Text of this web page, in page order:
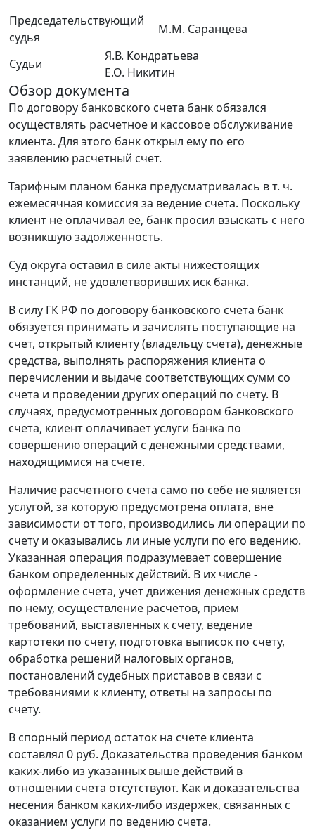
Председательствующий
судья
М.М. Саранцева
Судьи
Я.В. Кондратьева
Е.О. Никитин
Обзор документа
По договору банковского счета банк обязался
осуществлять расчетное и кассовое обслуживание
клиента. Для этого банк открыл ему по его
заявлению расчетный счет.
Тарифным планом банка предусматривалась в т. ч.
ежемесячная комиссия за ведение счета. Поскольку
клиент не оплачивал ее, банк просил взыскать с него
возникшую задолженность.
Суд округа оставил в силе акты нижестоящих
инстанций, не удовлетворивших иск банка.
В силу ГК РФ по договору банковского счета банк
обязуется принимать и зачислять поступающие на
счет, открытый клиенту (владельцу счета), денежные
средства, выполнять распоряжения клиента о
перечислении и выдаче соответствующих сумм со
счета и проведении других операций по счету. В
случаях, предусмотренных договором банковского
счета, клиент оплачивает услуги банка по
совершению операций с денежными средствами,
находящимися на счете.
Наличие расчетного счета само по себе не является
услугой, за которую предусмотрена оплата, вне
зависимости от того, производились ли операции по
счету и оказывались ли иные услуги по его ведению.
Указанная операция подразумевает совершение
банком определенных действий. В их числе -
оформление счета, учет движения денежных средств
по нему, осуществление расчетов, прием
требований, выставленных к счету, ведение
картотеки по счету, подготовка выписок по счету,
обработка решений налоговых органов,
постановлений судебных приставов в связи с
требованиями к клиенту, ответы на запросы по
счету.
В спорный период остаток на счете клиента
составлял 0 руб. Доказательства проведения банком
каких-либо из указанных выше действий в
отношении счета отсутствуют. Как и доказательства
несения банком каких-либо издержек, связанных с
оказанием услуги по ведению счета.